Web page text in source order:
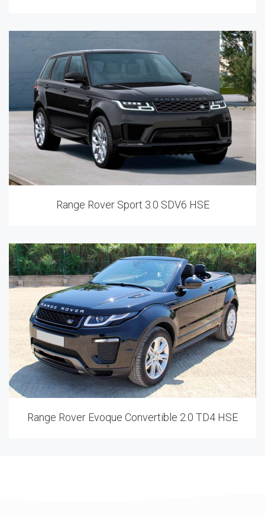
Range Rover Sport 3.0 SDV6 HSE
Range Rover Evoque Convertible 2.0 TD4 HSE